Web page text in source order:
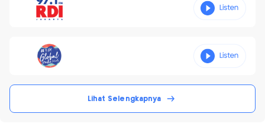
Lihat Selengkapnya